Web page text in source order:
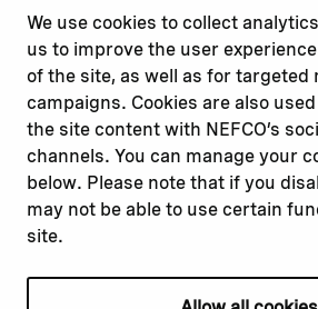
We use cookies to collect
us to improve the user
of the site, as well as for targeted
campaigns. Cookies are also
the site content with NEFCO’s
channels. You can manage your
below. Please note that if you
may not be able to use certain
site.
Report a concern
Submit a complaint
Read about
Our financing
Our projects
Our impact
Our workplace
Nopef
BGFA
MCFA